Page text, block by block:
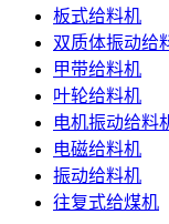
板式给料机
双质体振动给
甲带给料机
叶轮给料机
电机振动给料
电磁给料机
振动给料机
往复式给煤机